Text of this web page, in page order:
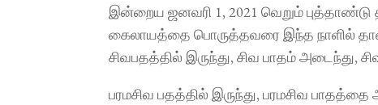
இன்றைய ஜனவரி 1, 2021 வெறும் புத்தாண்டு
கைலாயத்தை பொருத்தவரை இந்த நாளில்
சிவபதத்தில் இருந்து, சிவ பாதம் அடைந்து,
பரமசிவ பதத்தில் இருந்து, பரமசிவ